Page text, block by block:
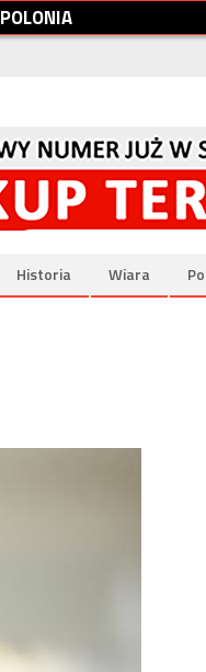
POLONIA
Historia Wiara